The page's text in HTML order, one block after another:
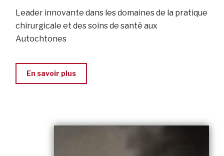
Leader innovante dans les domaines de la pratique
chirurgicale et des soins de santé aux
Autochtones
En savoir plus